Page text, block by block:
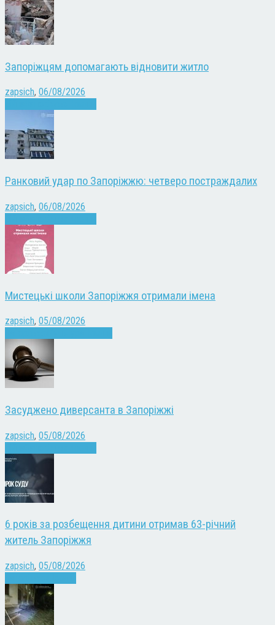
Запоріжцям допомагають відновити житло
zapsich, 06/08/2026
Ранковий удар по Запоріжжю: четверо постраждалих
zapsich, 06/08/2026
Мистецькі школи Запоріжжя отримали імена
zapsich, 05/08/2026
Засуджено диверсанта в Запоріжжі
zapsich, 05/08/2026
6 років за розбещення дитини отримав 63-річний
житель Запоріжжя
zapsich, 05/08/2026